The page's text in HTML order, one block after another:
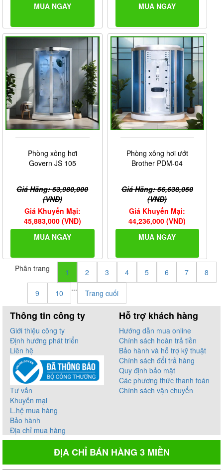
MUA NGAY
MUA NGAY
Phòng xông hơi
Govern JS 105
Giá Hãng: 53,980,000
(VNĐ)
Giá Khuyến Mại:
45,883,000 (VNĐ)
MUA NGAY
Phòng xông hơi ướt
Brother PDM-04
Giá Hãng: 56,638,050
(VNĐ)
Giá Khuyến Mại:
44,236,000 (VNĐ)
MUA NGAY
Phân trang 1 2 3 4 5 6 7 8
9 10
...
Trang cuối
Thông tin công ty
Giới thiệu công ty
Định hướng phát triển
Liên hệ
Tư vấn
Khuyến mại
L.hệ mua hàng
Bảo hành
Địa chỉ mua hàng
Hỗ trợ khách hàng
Hướng dẫn mua online
Chính sách hoàn trả tiền
Bảo hành và hỗ trợ kỹ thuật
Chính sách đổi trả hàng
Quy định bảo mật
Các phương thức thanh toán
Chính sách vận chuyển
ĐỊA CHỈ BÁN HÀNG 3 MIỀN